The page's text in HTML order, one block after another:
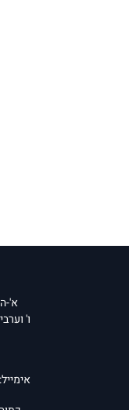
א'-ה'
ו' וערבי